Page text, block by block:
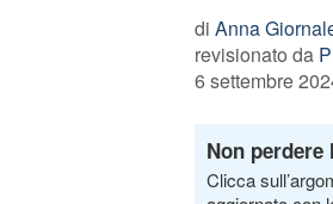
di Anna
revisionato da
6 settembre
Non
Clicca